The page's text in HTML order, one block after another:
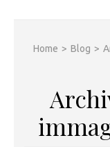
Home > Blog >